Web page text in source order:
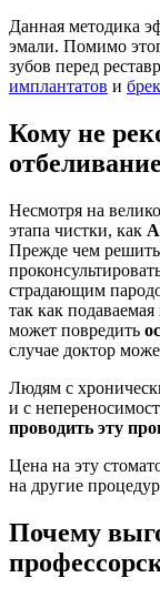
Данная методика
эмали. Помимо
зубов перед
имплантатов и
Кому не
Несмотря на
этапа чистки, как
Прежде чем
страдающим
так как
может повредить
случае доктор
Людям с
и с
проводить эту
Цена на эту
на другие
Почему